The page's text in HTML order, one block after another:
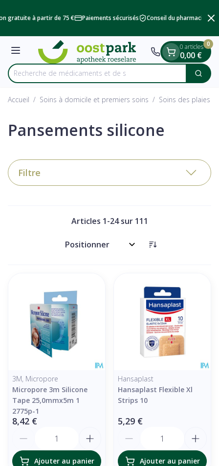
gratuite à partir de 75 € Paiements sécurisés Conseil du pharmacien
Menu
Rechercher
Recherche
0 articles
0,00 €
0
Accueil / Soins à domicile et premiers soins / Soins des plaies
Pansements silicone
Filtre
Articles 1-24sur 111
Trier par:
3M, Micropore
Micropore 3m Silicone
Tape 25,0mmx5m 1
2775p-1
8,42 €
Ajouter au panier
Hansaplast
Hansaplast Flexible Xl
Strips 10
5,29 €
Ajouter au panier